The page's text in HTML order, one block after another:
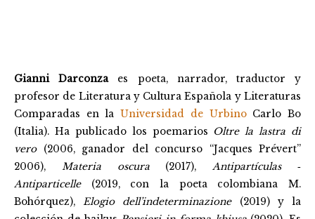
Gianni Darconzaes poeta, narrador, traductor y
profesor de Literatura y Cultura Española y Literaturas
Comparadas en la Universidad de UrbinoCarlo Bo
(Italia). Ha publicado los poemarios Oltre la lastra di
vero(2006, ganador del concurso “Jacques Prévert”
2006), Materia oscura(2017),Antipartículas
‑
Antiparticelle(2019, con la poeta colombiana M.
Bohórquez),Elogio dell’indeterminazione(2019) y la